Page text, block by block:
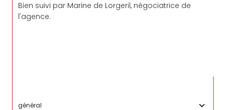
Bien suivi par Marine de Lorgeril, négociatrice de
l'agence.
général